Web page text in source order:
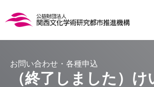
（終了しました）